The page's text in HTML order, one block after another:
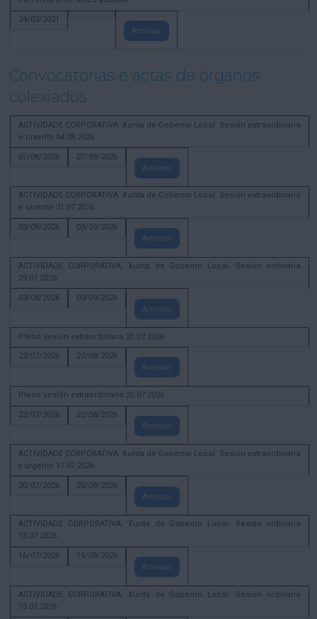
24/03/2021
Amosar
Convocatorias e actas de órganos
colexiados
ACTIVIDADE CORPORATIVA. Xunta de Goberno Local. Sesión extraordinaria
e urxente 04.08.2026
07/08/2026
07/09/2026
Amosar
ACTIVIDADE CORPORATIVA. Xunta de Goberno Local. Sesión extraordinaria
e urxente 31.07.2026
03/08/2026
03/09/2026
Amosar
ACTIVIDADE CORPORATIVA. Xunta de Goberno Local. Sesión ordinaria
29.07.2026
03/08/2026
03/09/2026
Amosar
Pleno sesión extraordinaria 20.07.2026
22/07/2026
22/08/2026
Amosar
Pleno sesión extraordinaria 20.07.2026
22/07/2026
22/08/2026
Amosar
ACTIVIDADE CORPORATIVA. Xunta de Goberno Local. Sesión extraordinaria
y urgente 17.07.2026
20/07/2026
20/08/2026
Amosar
ACTIVIDADE CORPORATIVA. Xunta de Goberno Local. Sesión ordinaria
15.07.2026
16/07/2026
16/08/2026
Amosar
ACTIVIDADE CORPORATIVA. Xunta de Goberno Local. Sesión ordinaria
15.07.2026